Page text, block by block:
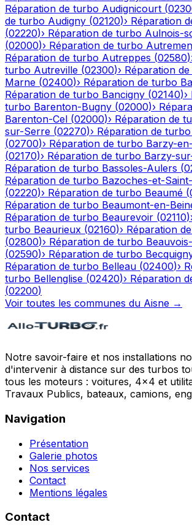
Réparation de turbo Audignicourt (
de turbo Audigny (02120)› Réparation
(02220)› Réparation de turbo Aulnois-
(02000)› Réparation de turbo
Réparation de turbo Autreppes (02580)
turbo Autreville (02300)› Réparation
Marne (02400)› Réparation de turbo
Réparation de turbo Bancigny (02140)›
turbo Barenton-Bugny (02000)›
Barenton-Cel (02000)› Réparation de
sur-Serre (02270)› Réparation de turbo
(02700)› Réparation de turbo Barzy-
(02170)› Réparation de turbo Barzy-
Réparation de turbo Bassoles-Aulers (
Réparation de turbo Bazoches-et-
(02220)› Réparation de turbo Beaumé (
Réparation de turbo Beaumont-en-
Réparation de turbo Beaurevoir (02110)
turbo Beaurieux (02160)› Réparation
(02800)› Réparation de turbo
(02590)› Réparation de turbo
Réparation de turbo Belleau (02400)›
turbo Bellenglise (02420)› Réparation
(02200)
Voir toutes les communes du Aisne →
Notre savoir-faire et nos installations
d'intervenir à distance sur des turbos
tous les moteurs : voitures, 4x4 et
Travaux Publics, bateaux, camions,
Navigation
Présentation
Galerie photos
Nos services
Contact
Mentions légales
Contact